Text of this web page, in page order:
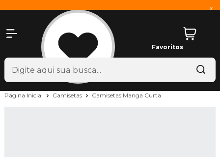
x
Favoritos
Página Inicial Camisetas Camisetas Manga Curta